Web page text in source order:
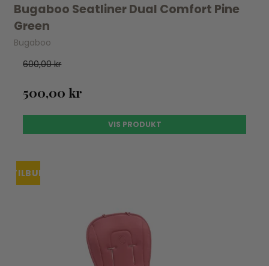
Bugaboo Seatliner Dual Comfort Pine
Green
Bugaboo
600,00 kr
500,00 kr
VIS PRODUKT
TILBUDUDSOLGT